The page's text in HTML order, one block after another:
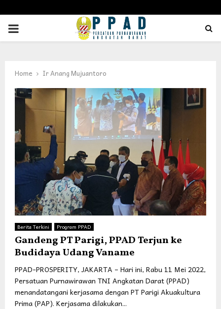
PRIMARY
Home Ir Anang Mujuantoro
Berita Terkini Program PPAD
Gandeng PT Parigi, PPAD Terjun ke
Budidaya Udang Vaname
PPAD-PROSPERITY, JAKARTA – Hari ini, Rabu 11 Mei 2022,
Persatuan Purnawirawan TNI Angkatan Darat (PPAD)
menandatangani kerjasama dengan PT Parigi Akuakultura
Prima (PAP). Kerjasama dilakukan...